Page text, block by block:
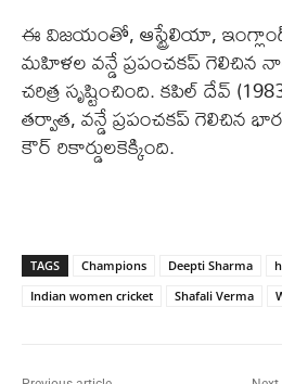
ఈ విజయంతో, ఆస్ట్రేలియా,
మహిళల వన్డే ప్రపంచకప్ గెలిచిన
చరిత్ర సృష్టించింది. కపిల్ దేవ్
తర్వాత, వన్డే ప్రపంచకప్ గెలిచిన
కౌర్ రికార్డులకెక్కింది.
TAGS Champions Deepti Sharma
Indian women cricket
Shafali Verma